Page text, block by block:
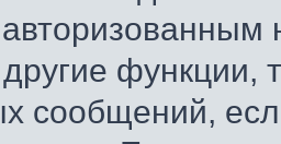
функции,
сообщений,